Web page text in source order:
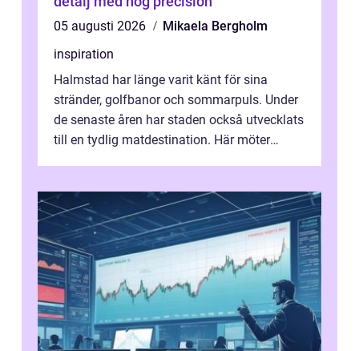
05 augusti 2026
Mikaela Bergholm
inspiration
Halmstad har länge varit känt för sina
stränder, golfbanor och sommarpuls. Under
de senaste åren har staden också utvecklats
till en tydlig matdestination. Här möter